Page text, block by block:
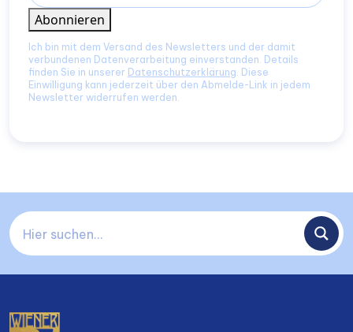
Abonnieren
Ich bin mit dem Versand des Newsletters und der damit
verbundenen Datenverarbeitung einverstanden. Details
finden Sie in unserer Datenschutzerklärung . Diese
Einwilligung kann jederzeit über den Abmelde-Link in jedem
Newsletter widerrufen werden.